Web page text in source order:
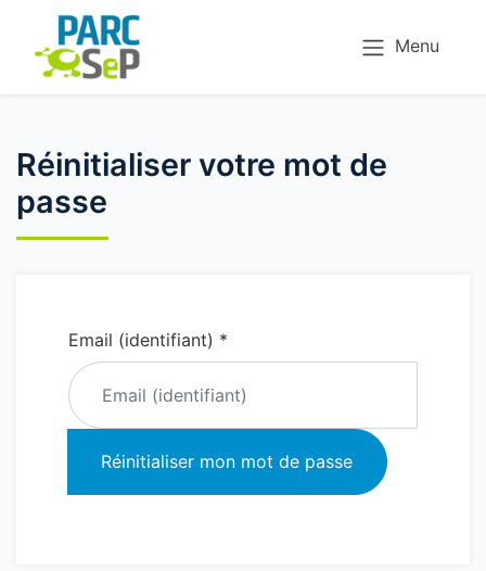
Menu
Réinitialiser votre mot de
passe
Email (identifiant) *
Réinitialiser mon mot de passe